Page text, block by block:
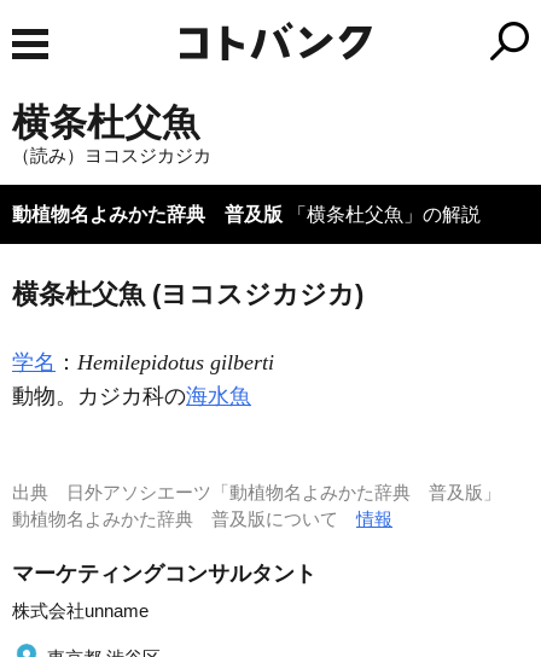
横条杜父魚
（読み）ヨコスジカジカ
動植物名よみかた辞典 普及版 「横条杜父魚」の解説
横条杜父魚 (ヨコスジカジカ)
学名 ： Hemilepidotus gilberti
動物。カジカ科の海水魚
出典
日外アソシエーツ「動植物名よみかた辞典 普及版」
動植物名よみかた辞典 普及版について情報
マーケティングコンサルタント
株式会社unname